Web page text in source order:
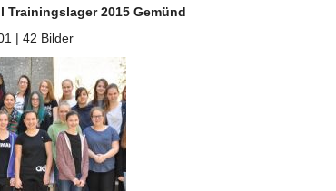
Trainingslager 2015 Gemünd
| 42 Bilder